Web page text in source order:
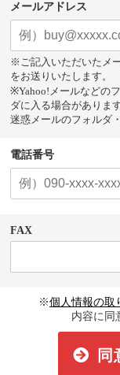
メールアドレス
※ご記入いただいたメ
をお送りいたします。
※Yahoo!メールなどの
ダに入る場合があります
迷惑メールのフォルダ
電話番号
FAX
※個人情報の取
内容に同
同